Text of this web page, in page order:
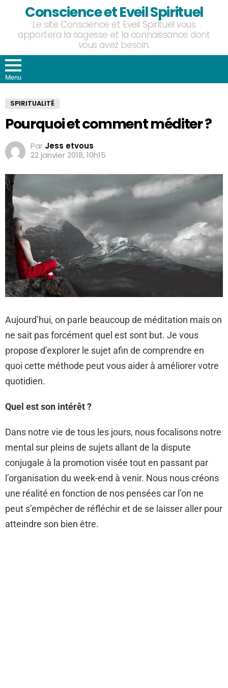
Conscience et Eveil Spirituel
Le site Conscience et Eveil Spirituel vous
apportera la sagesse et la connaissance dont
vous avez besoin.
Menu
SPIRITUALITÉ
Pourquoi et comment méditer ?
Par Jess etvous
22 janvier 2018, 10h15
Aujourd’hui, on parle beaucoup de méditation mais on
ne sait pas forcément quel est sont but. Je vous
propose d’explorer le sujet afin de comprendre en
quoi cette méthode peut vous aider à améliorer votre
quotidien.
Quel est son intérêt ?
Dans notre vie de tous les jours, nous focalisons notre
mental sur pleins de sujets allant de la dispute
conjugale à la promotion visée tout en passant par
l’organisation du week-end à venir. Nous nous créons
une réalité en fonction de nos pensées car l’on ne
peut s’empêcher de réfléchir et de se laisser aller pour
atteindre son bien être.